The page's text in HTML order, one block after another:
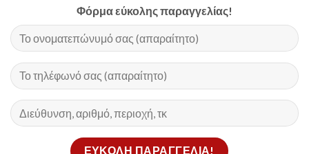
Φόρμα εύκολης παραγγελίας!